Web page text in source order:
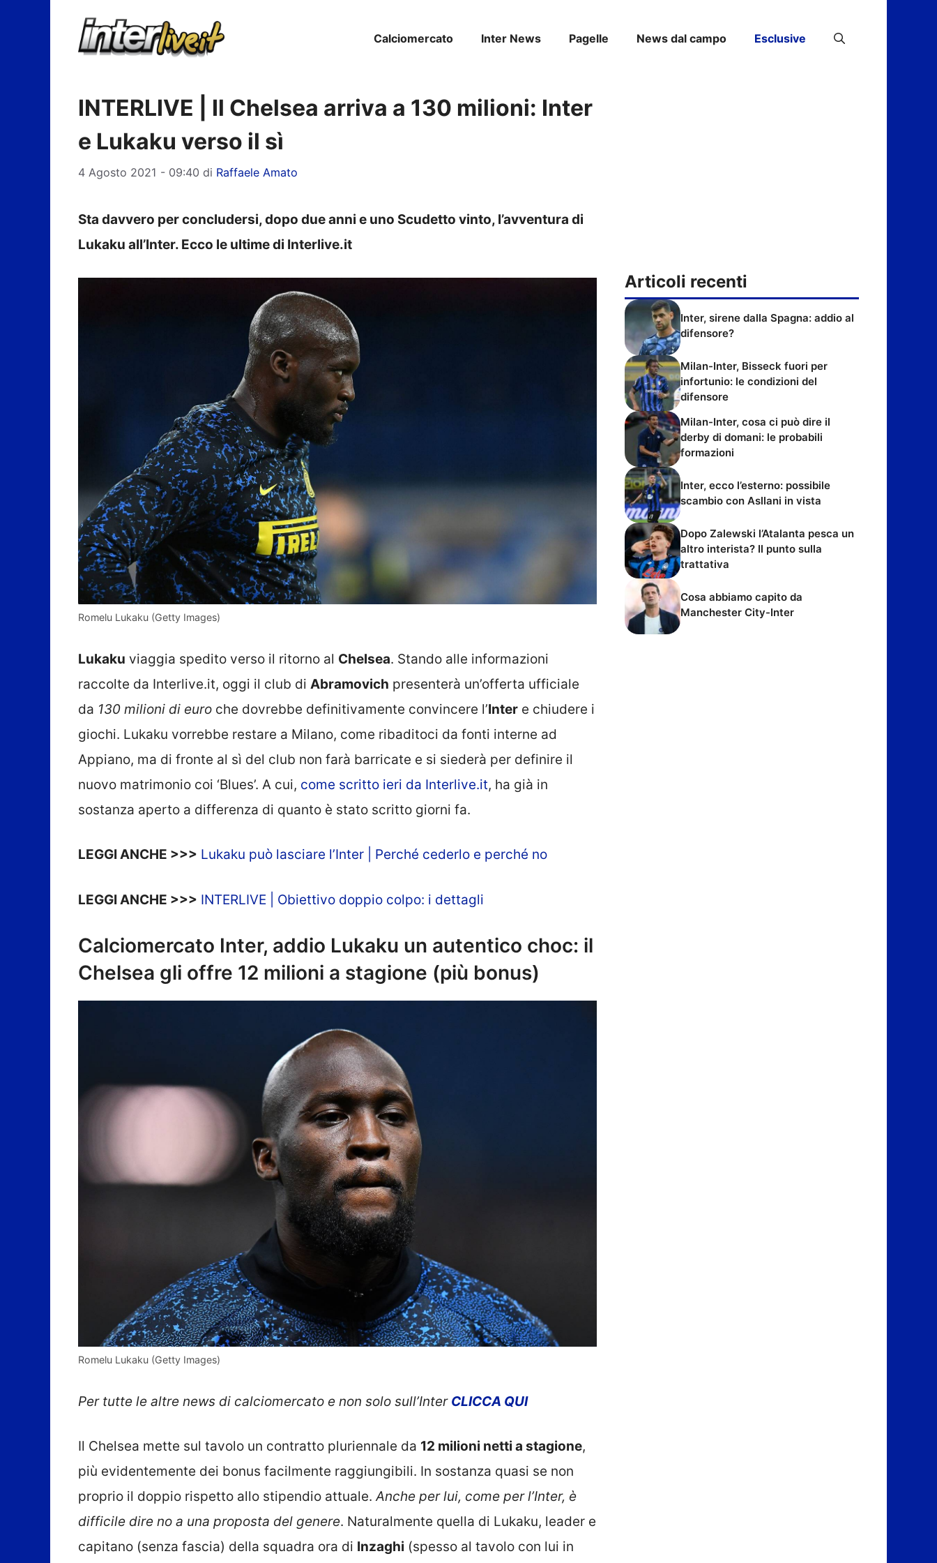
Calciomercato Inter News Pagelle News dal campo Esclusive
INTERLIVE | Il Chelsea arriva a 130 milioni: Inter
e Lukaku verso il sì
4 Agosto 2021 - 09:40 di Raffaele Amato
Sta davvero per concludersi, dopo due anni e uno Scudetto vinto, l’avventura di
Lukaku all’Inter. Ecco le ultime di Interlive.it
Romelu Lukaku (Getty Images)
Lukaku viaggia spedito verso il ritorno al Chelsea. Stando alle informazioni
raccolte da Interlive.it, oggi il club di Abramovich presenterà un’offerta ufficiale
da 130 milioni di euro che dovrebbe definitivamente convincere l’Inter e chiudere i
giochi. Lukaku vorrebbe restare a Milano, come ribaditoci da fonti interne ad
Appiano, ma di fronte al sì del club non farà barricate e si siederà per definire il
nuovo matrimonio coi ‘Blues’. A cui, come scritto ieri da Interlive.it, ha già in
sostanza aperto a differenza di quanto è stato scritto giorni fa.
LEGGI ANCHE >>> Lukaku può lasciare l’Inter | Perché cederlo e perché no
LEGGI ANCHE >>> INTERLIVE | Obiettivo doppio colpo: i dettagli
Calciomercato Inter, addio Lukaku un autentico choc: il
Chelsea gli offre 12 milioni a stagione (più bonus)
Romelu Lukaku (Getty Images)
Per tutte le altre news di calciomercato e non solo sull’Inter CLICCA QUI
Il Chelsea mette sul tavolo un contratto pluriennale da 12 milioni netti a stagione,
più evidentemente dei bonus facilmente raggiungibili. In sostanza quasi se non
proprio il doppio rispetto allo stipendio attuale.Anche per lui, come per l’Inter, è
difficile dire no a una proposta del genere. Naturalmente quella di Lukaku, leader e
capitano (senza fascia) della squadra ora di Inzaghi (spesso al tavolo con lui in
Articoli recenti
Inter, sirene dalla Spagna: addio al
difensore?
Milan-Inter, Bisseck fuori per
infortunio: le condizioni del
difensore
Milan-Inter, cosa ci può dire il
derby di domani: le probabili
formazioni
Inter, ecco l’esterno: possibile
scambio con Asllani in vista
Dopo Zalewski l’Atalanta pesca un
altro interista? Il punto sulla
trattativa
Cosa abbiamo capito da
Manchester City-Inter